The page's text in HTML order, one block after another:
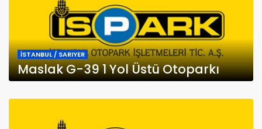
İSTANBUL / SARIYER
Maslak G-39 1 Yol Üstü Otoparkı